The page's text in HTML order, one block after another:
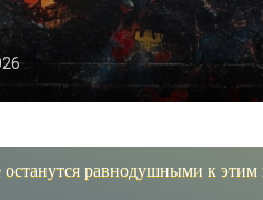
равнодушными к